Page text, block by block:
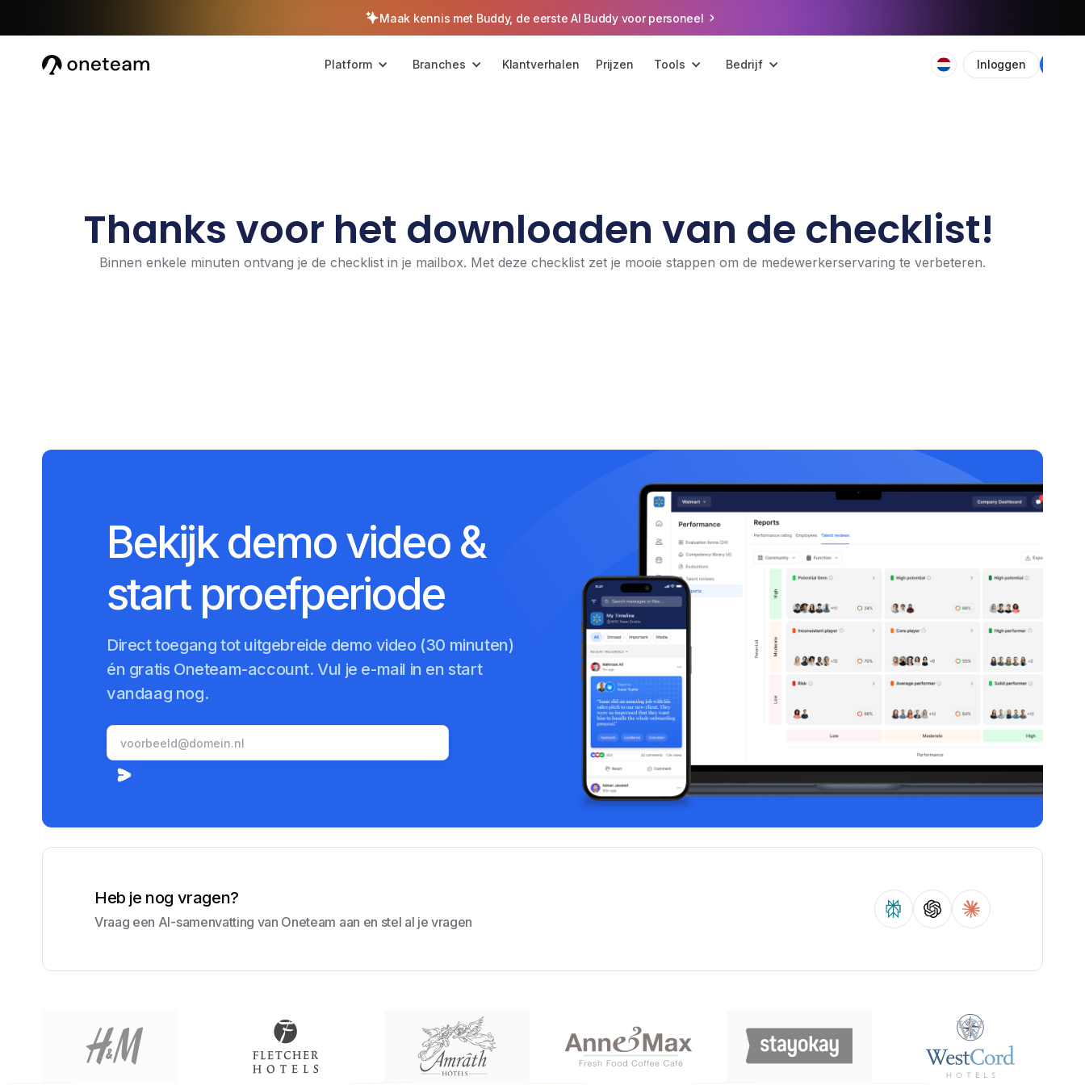
Maak kennis met Buddy, de eerste AI Buddy voor personeel
Platform Branches Klantverhalen Prijzen Tools Bedrijf Inloggen
Thanks voor het downloaden van de checklist!
Binnen enkele minuten ontvang je de checklist in je mailbox. Met deze checklist zet je mooie stappen om de medewerkerservaring te verbeteren.
Bekijk demo video &
start proefperiode
Direct toegang tot uitgebreide demo video (30 minuten)
én gratis Oneteam-account. Vul je e-mail in en start
vandaag nog.
Heb je nog vragen?
Vraag een AI-samenvatting van Oneteam aan en stel al je vragen
Amrâth Hôtels